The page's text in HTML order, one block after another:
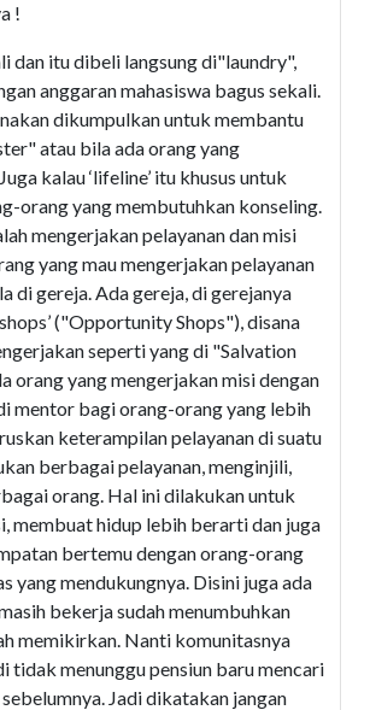
!
dan itu dibeli langsung di"laundry",
anggaran mahasiswa bagus sekali.
dikumpulkan untuk membantu
atau bila ada orang yang
kalau ‘lifeline’ itu khusus untuk
orang yang membutuhkan konseling.
mengerjakan pelayanan dan misi
yang mau mengerjakan pelayanan
di gereja. Ada gereja, di gerejanya
("Opportunity Shops"), disana
seperti yang di "Salvation
orang yang mengerjakan misi dengan
mentor bagi orang-orang yang lebih
keterampilan pelayanan di suatu
berbagai pelayanan, menginjili,
orang. Hal ini dilakukan untuk
membuat hidup lebih berarti dan juga
bertemu dengan orang-orang
yang mendukungnya. Disini juga ada
bekerja sudah menumbuhkan
memikirkan. Nanti komunitasnya
tidak menunggu pensiun baru mencari
Jadi dikatakan jangan